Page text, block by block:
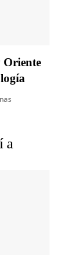
Oriente